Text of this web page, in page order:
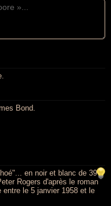
Bond.
en noir et blanc de 39
Rogers d'après le roman
le 5 janvier 1958 et le